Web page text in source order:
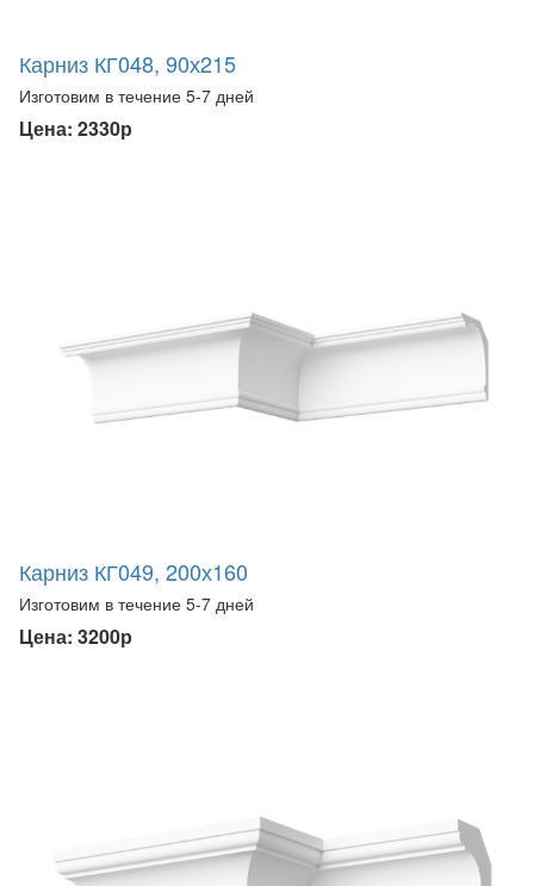
Карниз КГ048, 90х215
Изготовим в течение 5-7 дней
Цена: 2330р
Карниз КГ049, 200х160
Изготовим в течение 5-7 дней
Цена: 3200р